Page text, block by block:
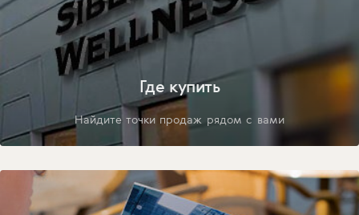
Где купить
Найдите точки продаж рядом с вами